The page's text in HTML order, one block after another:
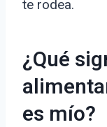
te rodea.
¿Qué
es mío?